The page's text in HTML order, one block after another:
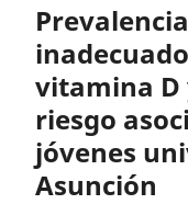
vitamina D
riesgo
jóvenes
Asunción